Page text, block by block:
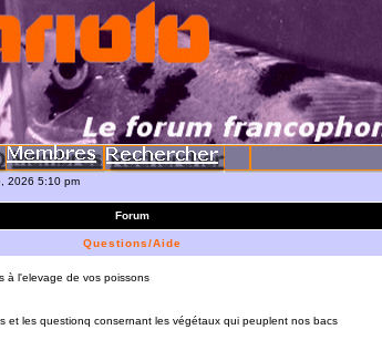
2026 5:10 pm
Forum
Questions/Aide
à l'elevage de vos poissons
et les questionq consernant les végétaux qui peuplent nos bacs